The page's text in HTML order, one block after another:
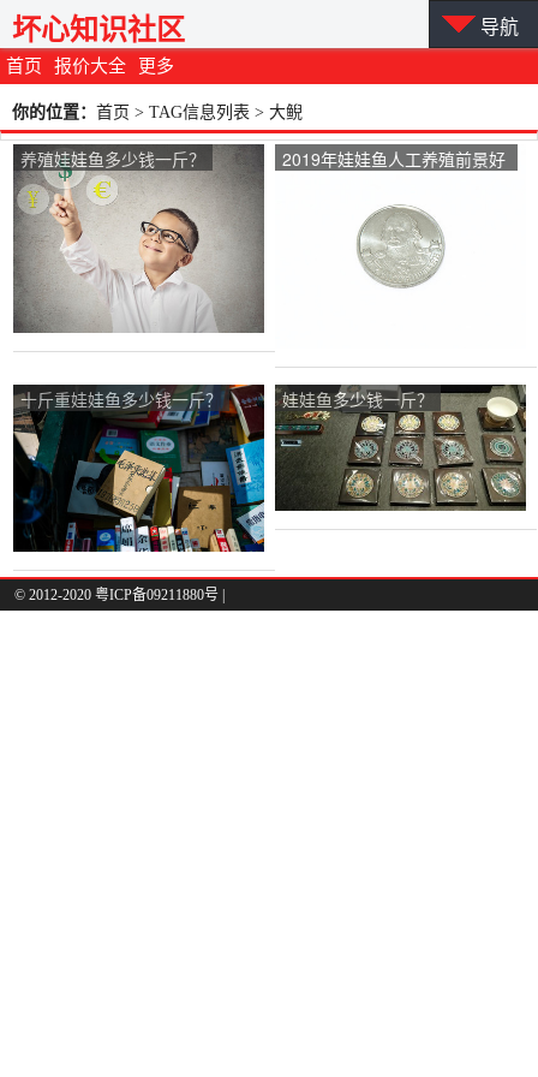
首页 报价大全 更多
坏心知识社区 导航
你的位置： 首页 > TAG信息列表 > 大鲵
养殖娃娃鱼多少钱一斤？
2019年娃娃鱼人工养殖前景好
十斤重娃娃鱼多少钱一斤？ 娃娃鱼多少钱一斤？
© 2012-2020 粤ICP备09211880号 |